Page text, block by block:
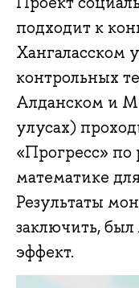
подходит к
Хангаласском
контрольных
Алданском и
улусах)
«Прогресс» по
математике
Результаты
заключить,
эффект.